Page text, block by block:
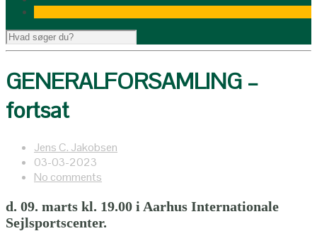
GENERALFORSAMLING –
fortsat
Jens C. Jakobsen
03-03-2023
No comments
d. 09. marts kl. 19.00 i Aarhus Internationale
Sejlsportscenter.